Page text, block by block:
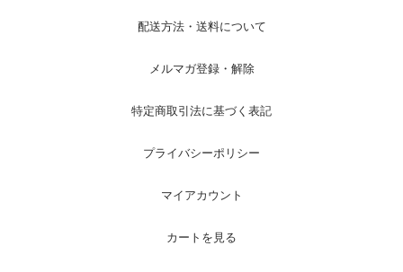
配送方法・送料について
メルマガ登録・解除
特定商取引法に基づく表記
プライバシーポリシー
マイアカウント
カートを見る